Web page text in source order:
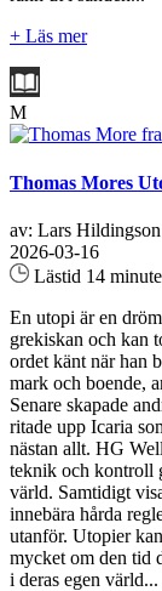
+ Läs mer
M
Thomas Mores
av: Lars Hildingson
2026-03-16
Lästid 14
En utopi är en
grekiskan och kan
ordet känt när han
mark och boende,
Senare skapade
ritade upp Icaria
nästan allt. HG
teknik och kontroll
värld. Samtidigt
innebära hårda
utanför. Utopier
mycket om den tid
i deras egen värld...